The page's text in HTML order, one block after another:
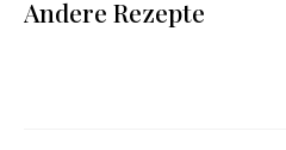
Andere Rezepte